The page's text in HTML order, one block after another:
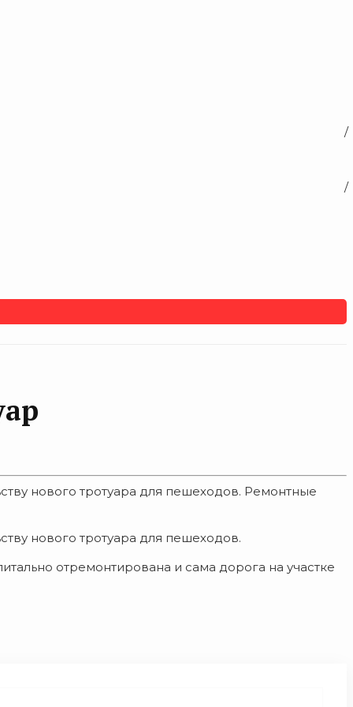
нового тротуара для пешеходов. Ремонтные
нового тротуара для пешеходов.
отремонтирована и сама дорога на участке